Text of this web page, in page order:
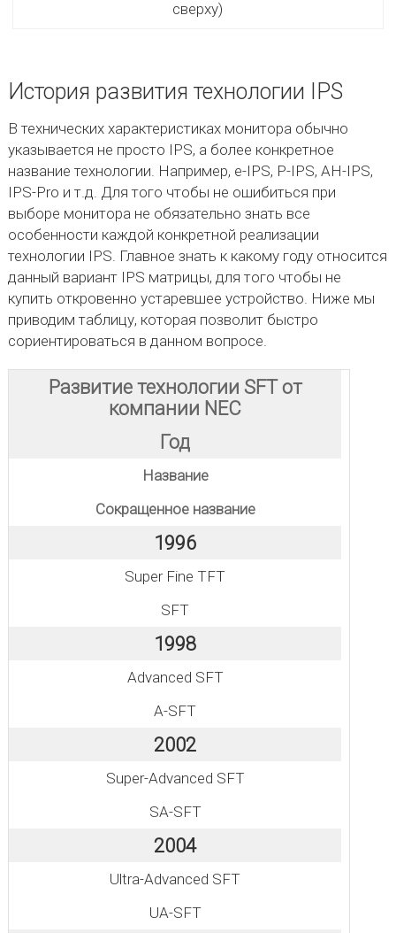
сверху)
История развития технологии IPS
В технических характеристиках монитора обычно
указывается не просто IPS, а более конкретное
название технологии. Например, e-IPS, P-IPS, AH-IPS,
IPS-Pro и т.д. Для того чтобы не ошибиться при
выборе монитора не обязательно знать все
особенности каждой конкретной реализации
технологии IPS. Главное знать к какому году относится
данный вариант IPS матрицы, для того чтобы не
купить откровенно устаревшее устройство. Ниже мы
приводим таблицу, которая позволит быстро
сориентироваться в данном вопросе.
Развитие технологии SFT от
компании NEC
Год
Название
Сокращенное название
1996
Super Fine TFT
SFT
1998
Advanced SFT
A-SFT
2002
Super-Advanced SFT
SA-SFT
2004
Ultra-Advanced SFT
UA-SFT